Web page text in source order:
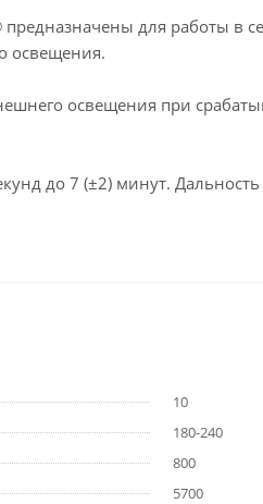
для работы в
освещения.
освещения при
до 7 (±2) минут.
10
180-240
800
5700